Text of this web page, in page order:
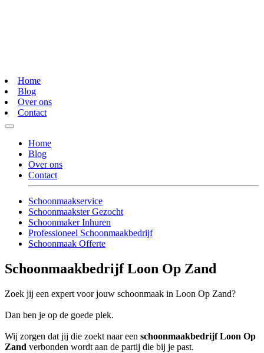
Home
Blog
Over ons
Contact
Home
Blog
Over ons
Contact
Schoonmaakservice
Schoonmaakster Gezocht
Schoonmaker Inhuren
Professioneel Schoonmaakbedrijf
Schoonmaak Offerte
Schoonmaakbedrijf Loon Op Zand
Zoek jij een expert voor jouw schoonmaak in Loon Op Zand?
Dan ben je op de goede plek.
Wij zorgen dat jij die zoekt naar een schoonmaakbedrijf Loon Op
Zand verbonden wordt aan de partij die bij je past.